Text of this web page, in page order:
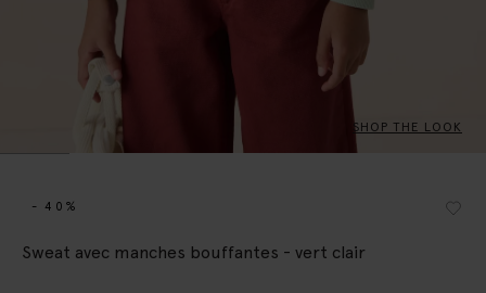
SHOP THE LOOK
- 40%
Sweat avec manches bouffantes - vert clair